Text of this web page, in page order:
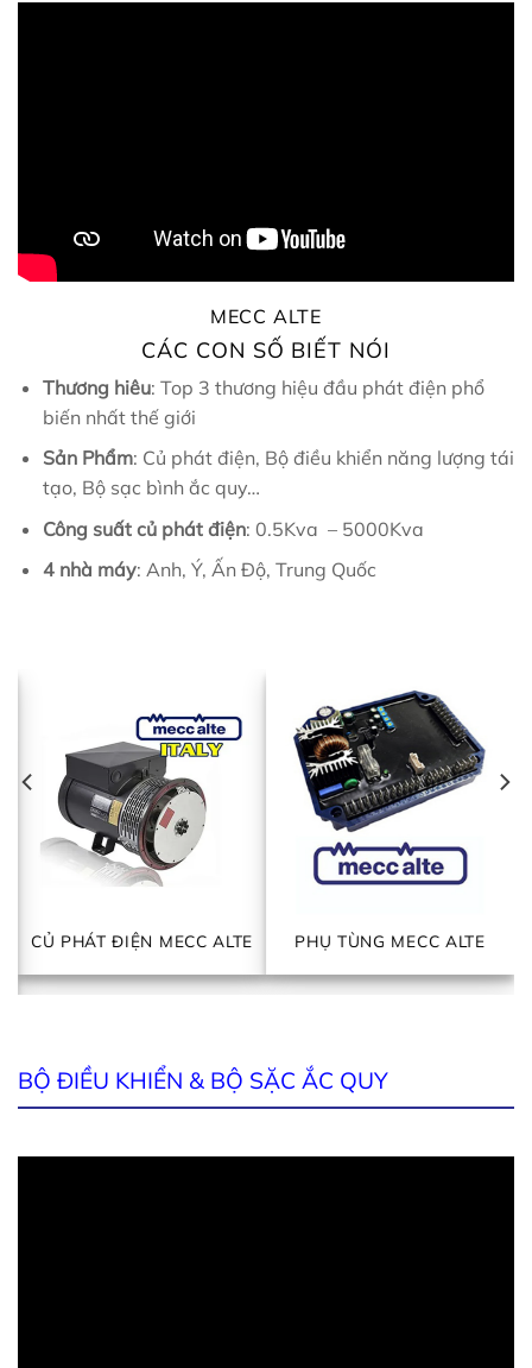
MECC ALTE
CÁC CON SỐ BIẾT NÓI
Thương hiêu: Top 3 thương hiệu đầu phát điện phổ
biến nhất thế giới
Sản Phẩm: Củ phát điện, Bộ điều khiển năng lượng tái
tạo, Bộ sạc bình ắc quy…
Công suất củ phát điện: 0.5Kva – 5000Kva
4 nhà máy: Anh, Ý, Ấn Độ, Trung Quốc
CỦ PHÁT ĐIỆN MECC ALTE PHỤ TÙNG MECC ALTE
BỘ ĐIỀU KHIỂN & BỘ SẶC ẮC QUY